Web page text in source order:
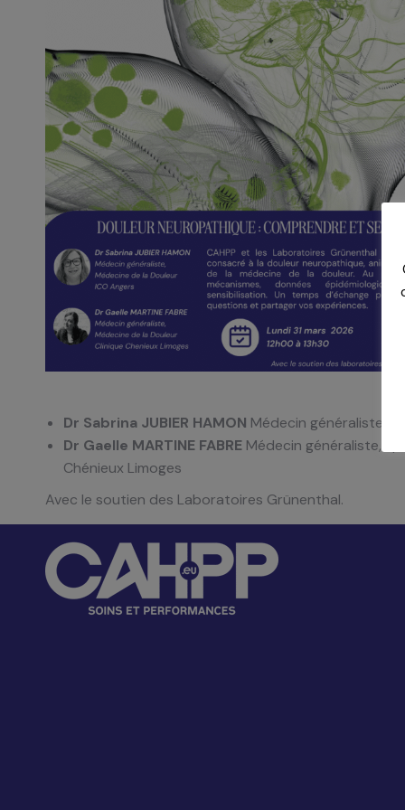
Dr Sabrina JUBIER HAMON Médecin généraliste,
Dr Gaelle MARTINE FABRE Médecin généraliste,
Chénieux Limoges
Avec le soutien des Laboratoires Grünenthal.